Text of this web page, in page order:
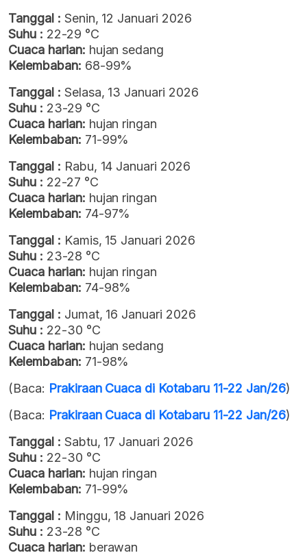
Tanggal : Senin, 12 Januari 2026
Suhu : 22-29 °C
Cuaca harian: hujan sedang
Kelembaban: 68-99%
Tanggal : Selasa, 13 Januari 2026
Suhu : 23-29 °C
Cuaca harian: hujan ringan
Kelembaban: 71-99%
Tanggal : Rabu, 14 Januari 2026
Suhu : 22-27 °C
Cuaca harian: hujan ringan
Kelembaban: 74-97%
Tanggal : Kamis, 15 Januari 2026
Suhu : 23-28 °C
Cuaca harian: hujan ringan
Kelembaban: 74-98%
Tanggal : Jumat, 16 Januari 2026
Suhu : 22-30 °C
Cuaca harian: hujan sedang
Kelembaban: 71-98%
(Baca: Prakiraan Cuaca di Kotabaru 11-22 Jan/26)
(Baca: Prakiraan Cuaca di Kotabaru 11-22 Jan/26)
Tanggal : Sabtu, 17 Januari 2026
Suhu : 22-30 °C
Cuaca harian: hujan ringan
Kelembaban: 71-99%
Tanggal : Minggu, 18 Januari 2026
Suhu : 23-28 °C
Cuaca harian: berawan